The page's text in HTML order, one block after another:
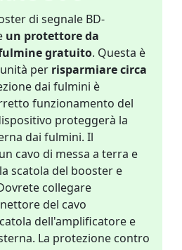
di segnale BD-
un protettore da
gratuito. Questa è
per risparmiare circa
dai fulmini è
funzionamento del
proteggerà la
dai fulmini. Il
cavo di messa a terra e
scatola del booster e
collegare
del cavo
dell'amplificatore e
La protezione contro